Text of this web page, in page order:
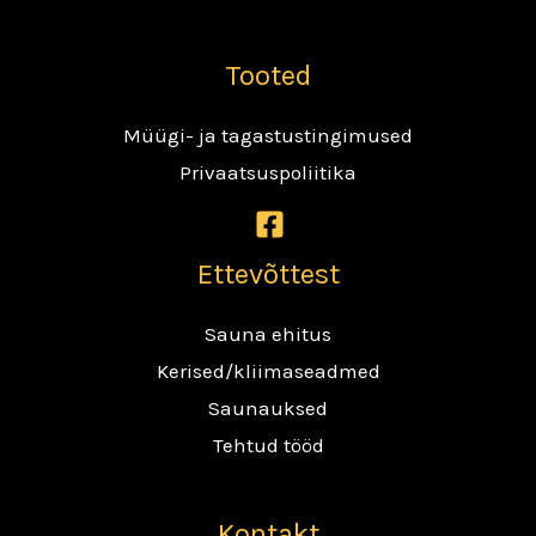
Tooted
Müügi- ja tagastustingimused
Privaatsuspoliitika
Ettevõttest
Sauna ehitus
Kerised/kliimaseadmed
Saunauksed
Tehtud tööd